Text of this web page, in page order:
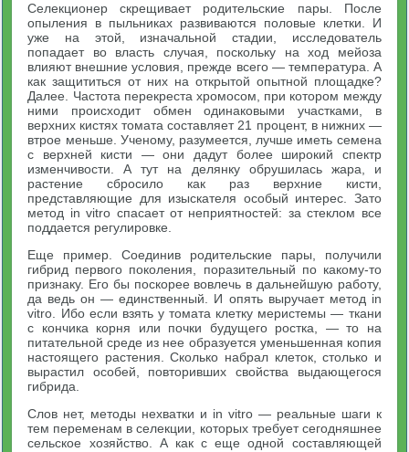
Селекционер скрещивает родительские пары. После
опыления в пыльниках развиваются половые клетки. И
уже на этой, изначальной стадии, исследователь
попадает во власть случая, поскольку на ход мейоза
влияют внешние условия, прежде всего — температура. А
как защититься от них на открытой опытной площадке?
Далее. Частота перекреста хромосом, при котором между
ними происходит обмен одинаковыми участками, в
верхних кистях томата составляет 21 процент, в нижних —
втрое меньше. Ученому, разумеется, лучше иметь семена
с верхней кисти — они дадут более широкий спектр
изменчивости. А тут на делянку обрушилась жара, и
растение сбросило как раз верхние кисти,
представляющие для изыскателя особый интерес. Зато
метод in vitro спасает от неприятностей: за стеклом все
поддается регулировке.
Еще пример. Соединив родительские пары, получили
гибрид первого поколения, поразительный по какому-то
признаку. Его бы поскорее вовлечь в дальнейшую работу,
да ведь он — единственный. И опять выручает метод in
vitro. Ибо если взять у томата клетку меристемы — ткани
с кончика корня или почки будущего ростка, — то на
питательной среде из нее образуется уменьшенная копия
настоящего растения. Сколько набрал клеток, столько и
вырастил особей, повторивших свойства выдающегося
гибрида.
Слов нет, методы нехватки и in vitro — реальные шаги к
тем переменам в селекции, которых требует сегодняшнее
сельское хозяйство. А как с еще одной составляющей